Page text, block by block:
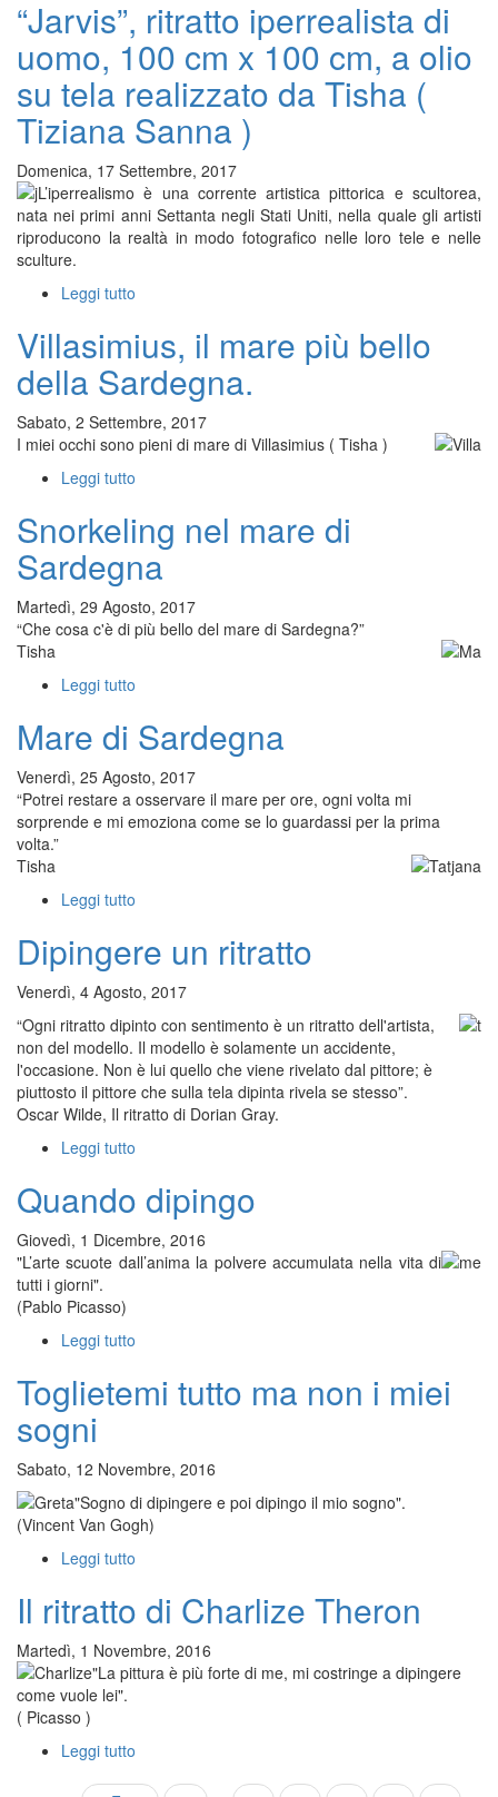
David
Maneskin
“Jarvis”, ritratto iperrealista di
uomo, 100 cm x 100 cm, a olio
su tela realizzato da Tisha (
Tiziana Sanna )
Domenica, 17 Settembre, 2017
L’iperrealismo è una corrente artistica pittorica e scultorea,
nata nei primi anni Settanta negli Stati Uniti, nella quale gli artisti
riproducono la realtà in modo fotografico nelle loro tele e nelle
sculture.
Leggi tutto
ritratto
iperrealista
di
100
cm
a
olio
su
tela
realizzato
Sanna
Villasimius, il mare più bello
della Sardegna.
Sabato, 2 Settembre, 2017
I miei occhi sono pieni di mare di Villasimius ( Tisha )
Leggi tutto
il
mare
più
della
Sardegna.
Snorkeling nel mare di
Sardegna
Martedì, 29 Agosto, 2017
“Che cosa c'è di più bello del mare di Sardegna?”
Tisha
Leggi tutto
nel
mare
di
Sardegna
Mare di Sardegna
Venerdì, 25 Agosto, 2017
“Potrei restare a osservare il mare per ore, ogni volta mi
sorprende e mi emoziona come se lo guardassi per la prima
volta.”
Tisha
Leggi tutto
di
Sardegna
Dipingere un ritratto
Venerdì, 4 Agosto, 2017
“Ogni ritratto dipinto con sentimento è un ritratto dell'artista,
non del modello. Il modello è solamente un accidente,
l'occasione. Non è lui quello che viene rivelato dal pittore; è
piuttosto il pittore che sulla tela dipinta rivela se stesso”.
Oscar Wilde, Il ritratto di Dorian Gray.
Leggi tutto
un
ritratto
Quando dipingo
Giovedì, 1 Dicembre, 2016
"L’arte scuote dall’anima la polvere accumulata nella vita di
tutti i giorni".
(Pablo Picasso)
Leggi tutto
dipingo
Toglietemi tutto ma non i miei
sogni
Sabato, 12 Novembre, 2016
"Sogno di dipingere e poi dipingo il mio sogno".
(Vincent Van Gogh)
Leggi tutto
tutto
ma
non
i
Il ritratto di Charlize Theron
Martedì, 1 Novembre, 2016
"La pittura è più forte di me, mi costringe a dipingere
come vuole lei".
( Picasso )
Leggi tutto